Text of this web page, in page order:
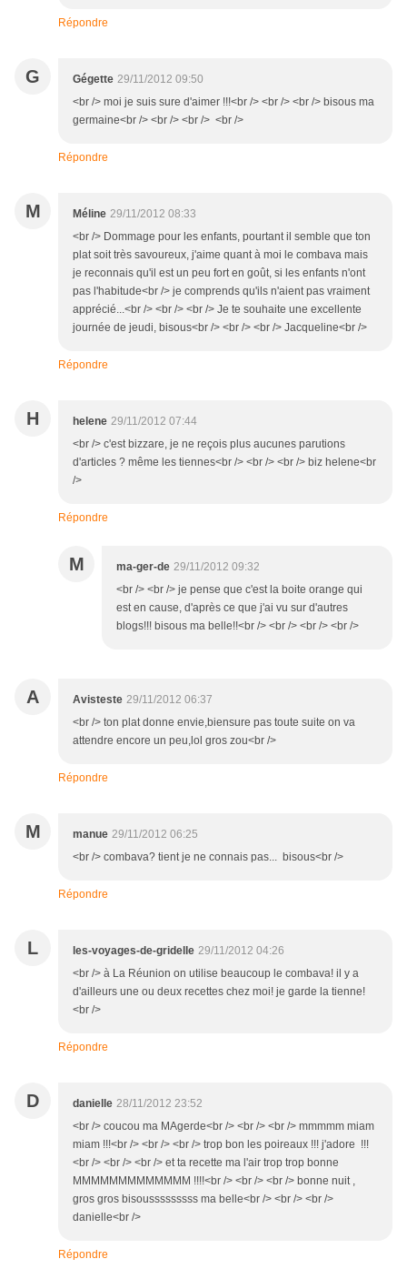
Répondre
G Gégette 29/11/2012 09:50
<br /> moi je suis sure d'aimer !!!<br /> <br /> <br /> bisous ma
germaine<br /> <br /> <br /> <br />
Répondre
M Méline 29/11/2012 08:33
<br /> Dommage pour les enfants, pourtant il semble que ton
plat soit très savoureux, j'aime quant à moi le combava mais
je reconnais qu'il est un peu fort en goût, si les enfants n'ont
pas l'habitude<br /> je comprends qu'ils n'aient pas vraiment
apprécié...<br /> <br /> <br /> Je te souhaite une excellente
journée de jeudi, bisous<br /> <br /> <br /> Jacqueline<br />
Répondre
H helene 29/11/2012 07:44
<br /> c'est bizzare, je ne reçois plus aucunes parutions
d'articles ? même les tiennes<br /> <br /> <br /> biz helene<br
/>
Répondre
M ma-ger-de 29/11/2012 09:32
<br /> <br /> je pense que c'est la boite orange qui
est en cause, d'après ce que j'ai vu sur d'autres
blogs!!! bisous ma belle!!<br /> <br /> <br /> <br />
A Avisteste 29/11/2012 06:37
<br /> ton plat donne envie,biensure pas toute suite on va
attendre encore un peu,lol gros zou<br />
Répondre
M manue 29/11/2012 06:25
<br /> combava? tient je ne connais pas... bisous<br />
Répondre
L les-voyages-de-gridelle 29/11/2012 04:26
<br /> à La Réunion on utilise beaucoup le combava! il y a
d'ailleurs une ou deux recettes chez moi! je garde la tienne!
<br />
Répondre
D danielle 28/11/2012 23:52
<br /> coucou ma MAgerde<br /> <br /> <br /> mmmmm miam
miam !!!<br /> <br /> <br /> trop bon les poireaux !!! j'adore !!!
<br /> <br /> <br /> et ta recette ma l'air trop trop bonne
MMMMMMMMMMMMM !!!!<br /> <br /> <br /> bonne nuit ,
gros gros bisousssssssss ma belle<br /> <br /> <br />
danielle<br />
Répondre